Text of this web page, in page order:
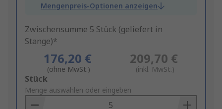
Mengenpreis-Optionen anzeigen
Zwischensumme 5 Stück (geliefert in
Stange)*
176,20 €
(ohne MwSt.)
209,70 €
(inkl. MwSt.)
Add
to
Basket
Stück
Menge auswählen oder eingeben